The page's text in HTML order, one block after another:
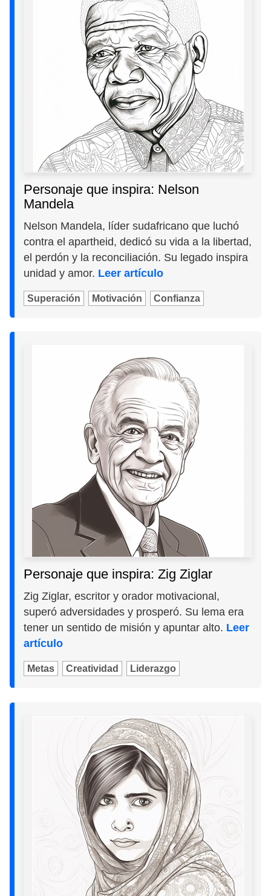
Personaje que inspira: Nelson
Mandela
Nelson Mandela, líder sudafricano que luchó
contra el apartheid, dedicó su vida a la libertad,
el perdón y la reconciliación. Su legado inspira
unidad y amor. Leer artículo
Superación Motivación Confianza
Personaje que inspira: Zig Ziglar
Zig Ziglar, escritor y orador motivacional,
superó adversidades y prosperó. Su lema era
tener un sentido de misión y apuntar alto. Leer
artículo
Metas Creatividad Liderazgo